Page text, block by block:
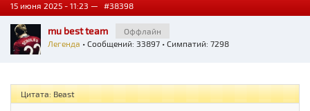
15 июня 2025 - 11:23 — #38398
mu best team
Оффлайн
Легенда • Сообщений: 33897 • Симпатий: 7298
Цитата: Beast